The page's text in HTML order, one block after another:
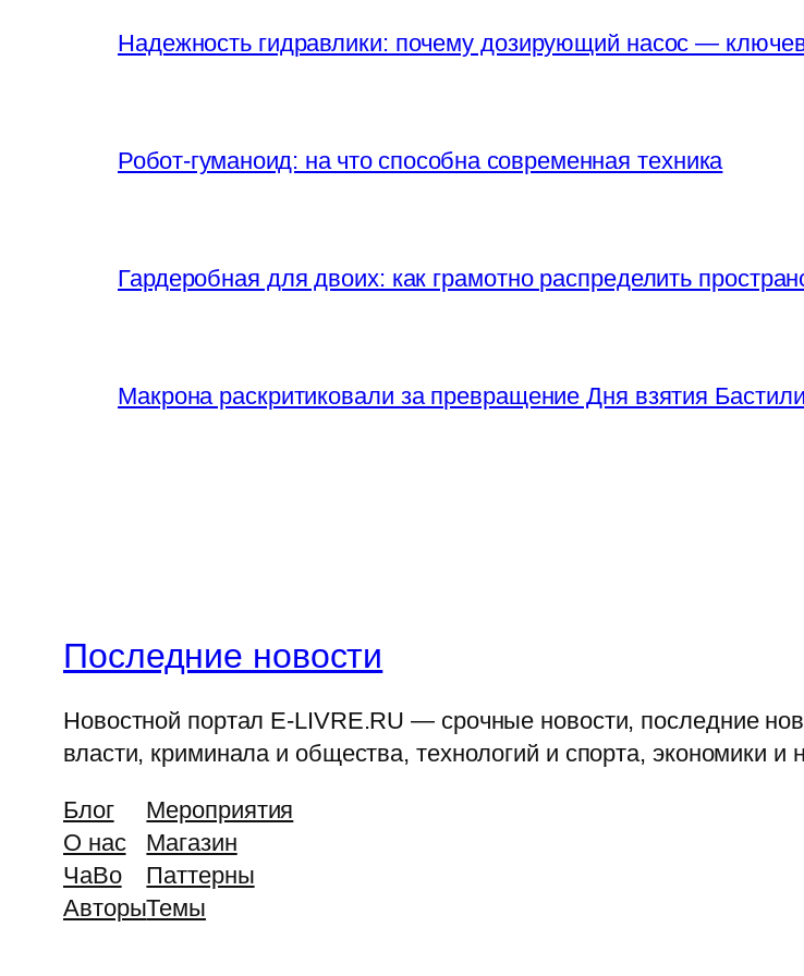
Надежность гидравлики: почему дозирующий насос —
Робот-гуманоид: на что способна современная техника
Гардеробная для двоих: как грамотно распределить
Макрона раскритиковали за превращение Дня взятия
Последние новости
Новостной портал E-LIVRE.RU — срочные новости, последние
власти, криминала и общества, технологий и спорта, экономики и
Блог
О нас
ЧаВо
Авторы
Мероприятия
Магазин
Паттерны
Темы